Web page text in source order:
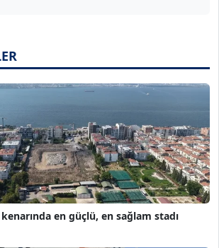
en güçlü, en sağlam stadı